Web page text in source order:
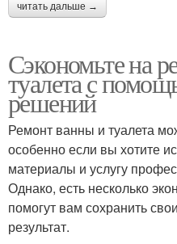
читать дальше →
Сэкономьте на
туалета с
решений
Ремонт ванны и туалета
особенно если вы хотите
материалы и услугу
Однако, есть несколько
помогут вам сохранить
результат.